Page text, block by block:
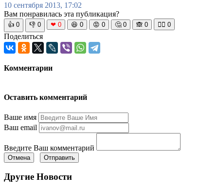
10 сентября 2013, 17:02
Вам понравилась эта публикация?
👍 0 👎 0 ❤ 0 😆 0 😡 0 🤔 0 🙈 0 🧘‍♀️ 0
Поделиться
Комментарии
Оставить комментарий
Ваше имя
Ваш email
Введите Ваш комментарий
Отмена Отправить
Другие Новости